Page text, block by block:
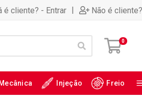
é cliente? - Entrar | Não é
0
Mecânica Injeção Freio